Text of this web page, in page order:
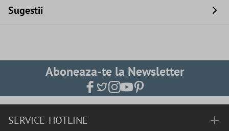
Sugestii
Aboneaza-te la Newsletter
SERVICE-HOTLINE